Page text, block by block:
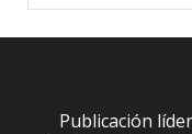
Publicación